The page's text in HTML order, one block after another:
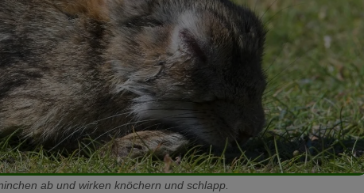
ab und wirken knöchern und schlapp.